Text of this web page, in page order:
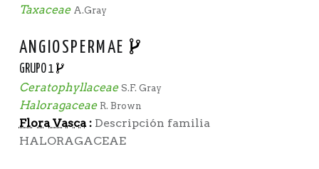
Taxaceae A.Gray
ANGIOSPERMAE
GRUPO 1
Ceratophyllaceae S.F. Gray
Haloragaceae R. Brown
Flora Vasca:Descripción familia
HALORAGACEAE